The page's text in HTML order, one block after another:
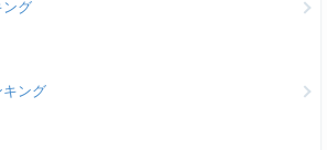
ング
キング